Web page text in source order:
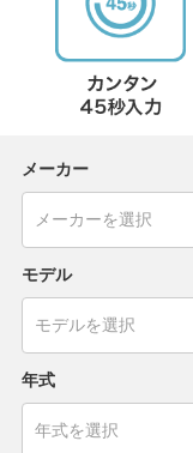
メーカー
モデル
年式